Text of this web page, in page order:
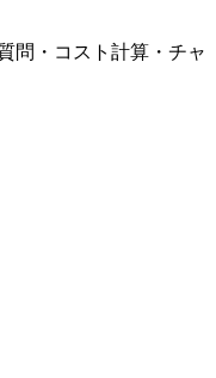
問・コスト計算・チャ